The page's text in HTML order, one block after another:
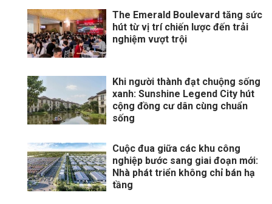
The Emerald Boulevard tăng sức
hút từ vị trí chiến lược đến trải
nghiệm vượt trội
Khi người thành đạt chuộng sống
xanh: Sunshine Legend City hút
cộng đồng cư dân cùng chuẩn
sống
Cuộc đua giữa các khu công
nghiệp bước sang giai đoạn mới:
Nhà phát triển không chỉ bán hạ
tầng